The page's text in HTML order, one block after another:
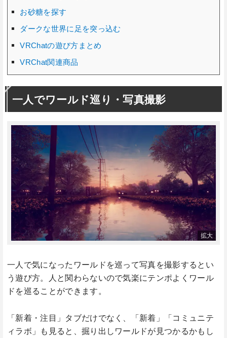
お砂糖を探す
ダークな世界に足を突っ込む
VRChatの遊び方まとめ
VRChat関連商品
一人でワールド巡り・写真撮影
一人で気になったワールドを巡って写真を撮影するとい
う遊び方。人と関わらないので気楽にテンポよくワール
ドを巡ることができます。
「新着・注目」タブだけでなく、「新着」「コミュニテ
ィラボ」も見ると、掘り出しワールドが見つかるかもし